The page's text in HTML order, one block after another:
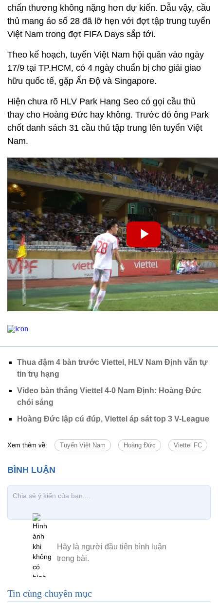
chấn thương không nặng hơn dự kiến. Dẫu vậy, cầu
thủ mang áo số 28 đã lỡ hẹn với đợt tập trung tuyển
Việt Nam trong đợt FIFA Days sắp tới.
Theo kế hoạch, tuyển Việt Nam hội quân vào ngày
17/9 tại TP.HCM, có 4 ngày chuẩn bị cho giải giao
hữu quốc tế, gặp Ấn Độ và Singapore.
Hiện chưa rõ HLV Park Hang Seo có gọi cầu thủ
thay cho Hoàng Đức hay không. Trước đó ông Park
chốt danh sách 31 cầu thủ tập trung lên tuyển Việt
Nam.
Thua đậm 4 bàn trước Viettel, HLV Nam Định vẫn tự
tin trụ hạng
Video bàn thắng Viettel 4-0 Nam Định: Hoàng Đức
chói sáng
Hoàng Đức lập cú đúp, Viettel áp sát top 3 V-League
Xem thêm về: Tuyển Việt Nam Hoàng Đức Viettel FC
Tin cùng chuyên mục